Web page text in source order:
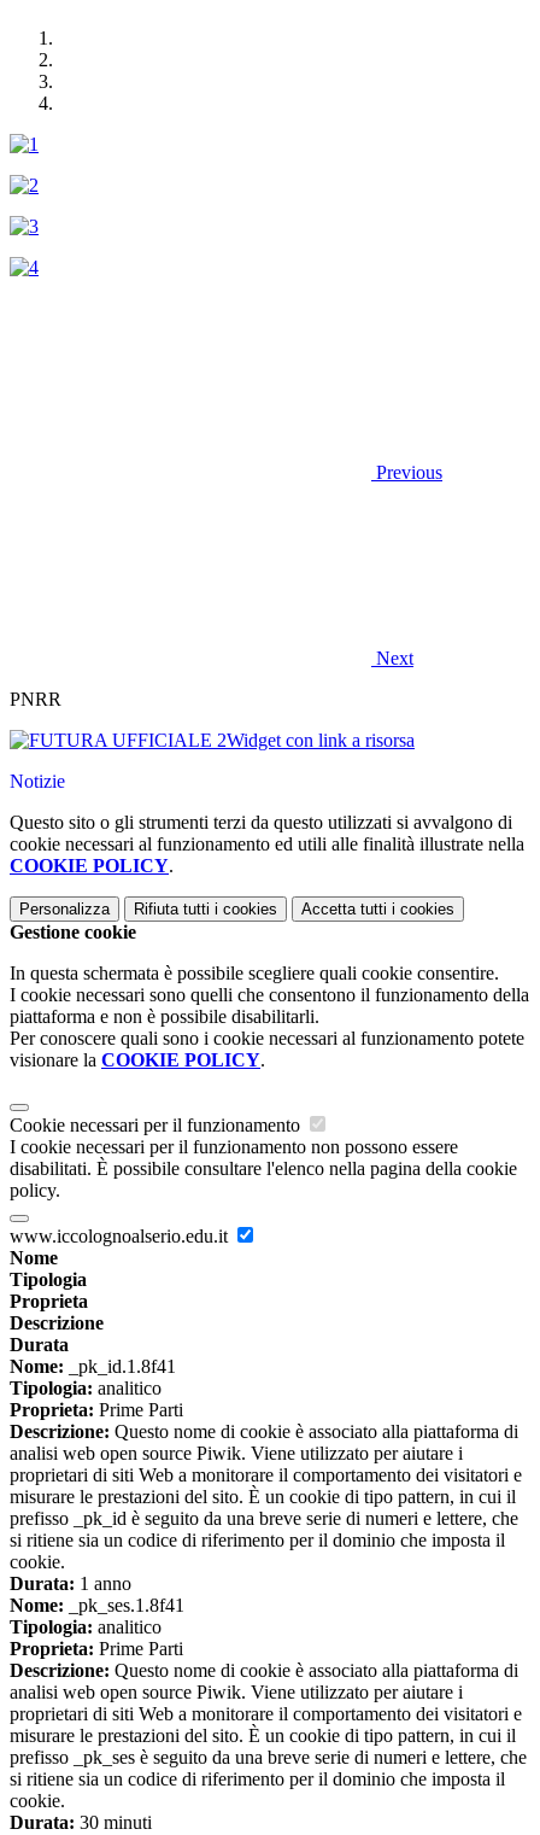
Previous
Next
PNRR
Widget con link a risorsa
Notizie
Questo sito o gli strumenti terzi da questo utilizzati si avvalgono di
cookie necessari al funzionamento ed utili alle finalità illustrate nella
COOKIE POLICY.
Personalizza Rifiuta tutti i cookies Accetta tutti i cookies
Gestione cookie
In questa schermata è possibile scegliere quali cookie consentire.
I cookie necessari sono quelli che consentono il funzionamento della
piattaforma e non è possibile disabilitarli.
Per conoscere quali sono i cookie necessari al funzionamento potete
visionare la COOKIE POLICY.
Cookie necessari per il funzionamento
I cookie necessari per il funzionamento non possono essere
disabilitati. È possibile consultare l'elenco nella pagina della cookie
policy.
www.iccolognoalserio.edu.it
Nome
Tipologia
Proprieta
Descrizione
Durata
Nome: _pk_id.1.8f41
Tipologia: analitico
Proprieta: Prime Parti
Descrizione: Questo nome di cookie è associato alla piattaforma di
analisi web open source Piwik. Viene utilizzato per aiutare i
proprietari di siti Web a monitorare il comportamento dei visitatori e
misurare le prestazioni del sito. È un cookie di tipo pattern, in cui il
prefisso _pk_id è seguito da una breve serie di numeri e lettere, che
si ritiene sia un codice di riferimento per il dominio che imposta il
cookie.
Durata: 1 anno
Nome: _pk_ses.1.8f41
Tipologia: analitico
Proprieta: Prime Parti
Descrizione: Questo nome di cookie è associato alla piattaforma di
analisi web open source Piwik. Viene utilizzato per aiutare i
proprietari di siti Web a monitorare il comportamento dei visitatori e
misurare le prestazioni del sito. È un cookie di tipo pattern, in cui il
prefisso _pk_ses è seguito da una breve serie di numeri e lettere, che
si ritiene sia un codice di riferimento per il dominio che imposta il
cookie.
Durata: 30 minuti